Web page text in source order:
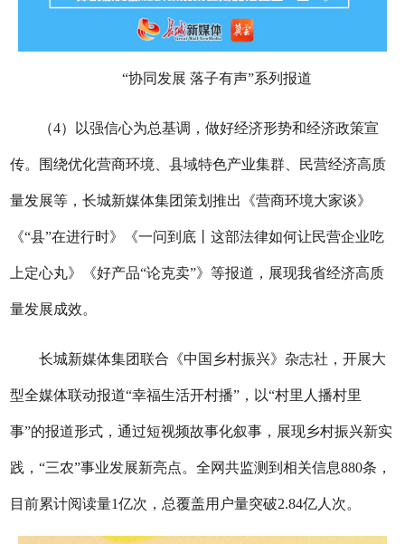
“协同发展 落子有声”系列报道
（4）以强信心为总基调，做好经济形势和经济政策宣
传。围绕优化营商环境、县域特色产业集群、民营经济高质
量发展等，长城新媒体集团策划推出《营商环境大家谈》
《“县”在进行时》《一问到底丨这部法律如何让民营企业吃
上定心丸》《好产品“论克卖”》等报道，展现我省经济高质
量发展成效。
长城新媒体集团联合《中国乡村振兴》杂志社，开展大
型全媒体联动报道“幸福生活开村播”，以“村里人播村里
事”的报道形式，通过短视频故事化叙事，展现乡村振兴新实
践，“三农”事业发展新亮点。全网共监测到相关信息880条，
目前累计阅读量1亿次，总覆盖用户量突破2.84亿人次。